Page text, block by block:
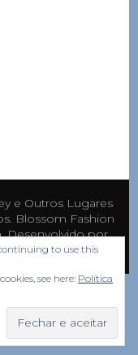
e Outros Lugares
Blossom Fashion
. Desenvolvido por
continuing to use this
see here: Política